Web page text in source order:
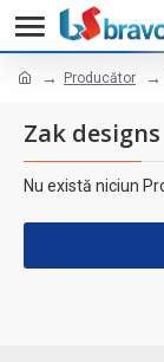
Producător
Zak designs
Nu există niciun